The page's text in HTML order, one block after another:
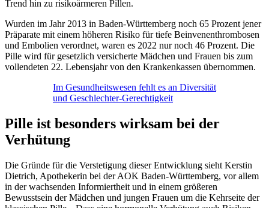
Trend hin zu risikoärmeren Pillen.
Wurden im Jahr 2013 in Baden-Württemberg noch 65 Prozent jener
Präparate mit einem höheren Risiko für tiefe Beinvenenthrombosen
und Embolien verordnet, waren es 2022 nur noch 46 Prozent. Die
Pille wird für gesetzlich versicherte Mädchen und Frauen bis zum
vollendeten 22. Lebensjahr von den Krankenkassen übernommen.
Im Gesundheitswesen fehlt es an Diversität
und Geschlechter-Gerechtigkeit
Pille ist besonders wirksam bei der
Verhütung
Die Gründe für die Verstetigung dieser Entwicklung sieht Kerstin
Dietrich, Apothekerin bei der AOK Baden-Württemberg, vor allem
in der wachsenden Informiertheit und in einem größeren
Bewusstsein der Mädchen und jungen Frauen um die Kehrseite der